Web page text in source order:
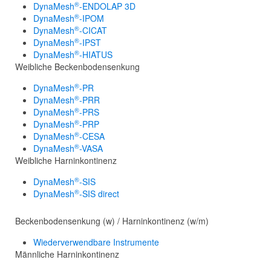
DynaMesh®-ENDOLAP 3D
DynaMesh®-IPOM
DynaMesh®-CICAT
DynaMesh®-IPST
DynaMesh®-HIATUS
Weibliche Beckenbodensenkung
DynaMesh®-PR
DynaMesh®-PRR
DynaMesh®-PRS
DynaMesh®-PRP
DynaMesh®-CESA
DynaMesh®-VASA
Weibliche Harninkontinenz
DynaMesh®-SIS
DynaMesh®-SIS direct
Beckenbodensenkung (w) / Harninkontinenz (w/m)
Wiederverwendbare Instrumente
Männliche Harninkontinenz